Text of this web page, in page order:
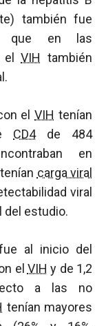
también fue
que en las
elVIH también
elVIH tenían
CD4de 484
en
carga viral
viral
del estudio.
al inicio del
el VIH y de 1,2
a las no
tenían mayores